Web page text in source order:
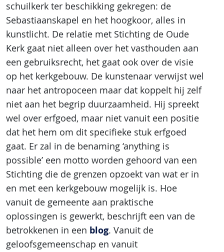
schuilkerk ter beschikking gekregen: de
Sebastiaanskapel en het hoogkoor, alles in
kunstlicht. De relatie met Stichting de Oude
Kerk gaat niet alleen over het vasthouden aan
een gebruiksrecht, het gaat ook over de visie
op het kerkgebouw. De kunstenaar verwijst wel
naar het antropoceen maar dat koppelt hij zelf
niet aan het begrip duurzaamheid. Hij spreekt
wel over erfgoed, maar niet vanuit een positie
dat het hem om dit specifieke stuk erfgoed
gaat. Er zal in de benaming ‘anything is
possible’ een motto worden gehoord van een
Stichting die de grenzen opzoekt van wat er in
en met een kerkgebouw mogelijk is. Hoe
vanuit de gemeente aan praktische
oplossingen is gewerkt, beschrijft een van de
betrokkenen in een blog. Vanuit de
geloofsgemeenschap en vanuit